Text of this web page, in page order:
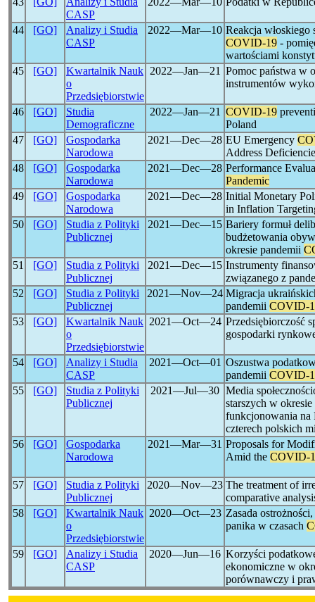
CASP
44 [GO]
Analizy i Studia
CASP
2022―Mar―10 Reakcja włoskiego
COVID-19 -
wartościami
45
[GO]
Kwartalnik Nauk
o
Przedsiębiorstwie
2022―Jan―21 Pomoc państwa w
instrumentów
46 [GO]
Studia
Demograficzne
2022―Jan―21 COVID-19
Poland
47
[GO]
Gospodarka
Narodowa
2021―Dec―28 EU Emergency
Address
48
[GO]
Gospodarka
Narodowa
2021―Dec―28 Performance
Pandemic
49
[GO]
Gospodarka
Narodowa
2021―Dec―28 Initial Monetary
in Inflation
50
[GO]
Studia z Polityki
Publicznej
2021―Dec―15 Bariery formuł
budżetowania
okresie pandemii
51
[GO]
Studia z Polityki
Publicznej
2021―Dec―15 Instrumenty
związanego z
52
[GO]
Studia z Polityki
Publicznej
2021―Nov―24 Migracja
pandemii COVID-
53
[GO]
Kwartalnik Nauk
o
Przedsiębiorstwie
2021―Oct―24 Przedsiębiorczość
gospodarki
54 [GO]
Analizy i Studia
CASP
2021―Oct―01 Oszustwa
pandemii COVID-
55
[GO]
Studia z Polityki
Publicznej
2021―Jul―30 Media
starszych w
funkcjonowania na
czterech polskich
56
[GO]
Gospodarka
Narodowa
2021―Mar―31 Proposals for
Amid the COVID-
57 [GO]
Studia z Polityki
Publicznej
2020―Nov―23 The treatment of
comparative
58
[GO]
Kwartalnik Nauk
o
Przedsiębiorstwie
2020―Oct―23 Zasada
panika w czasach
59 [GO]
Analizy i Studia
CASP
2020―Jun―16 Korzyści
ekonomiczne w
porównawczy i